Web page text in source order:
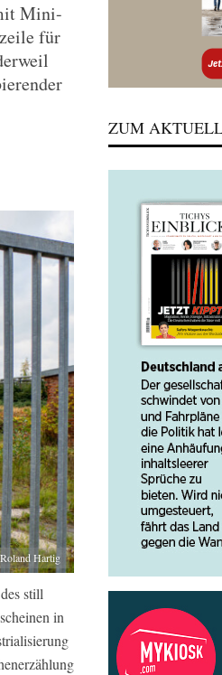
Mini-
für
Hartig
still
in
ZUM